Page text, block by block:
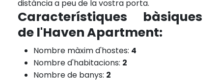
distància a peu de la vostra porta.
Característiques bàsiques
de l'Haven Apartment:
Nombre màxim d'hostes: 4
Nombre d'habitacions: 2
Nombre de banys: 2